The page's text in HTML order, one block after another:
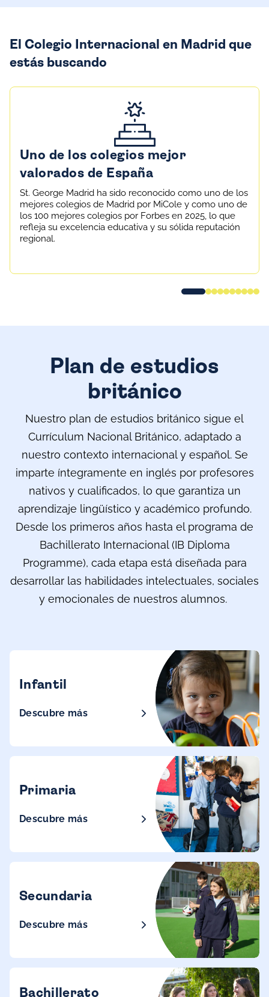
El Colegio Internacional en Madrid que
estás buscando
Uno de los colegios mejor
valorados de España
St. George Madrid ha sido reconocido como uno de los
mejores colegios de Madrid por MiCole y como uno de
los 100 mejores colegios por Forbes en 2025, lo que
refleja su excelencia educativa y su sólida reputación
regional.
Plan de estudios
británico
Nuestro plan de estudios británico sigue el
Currículum Nacional Británico, adaptado a
nuestro contexto internacional y español. Se
imparte íntegramente en inglés por profesores
nativos y cualificados, lo que garantiza un
aprendizaje lingüístico y académico profundo.
Desde los primeros años hasta el programa de
Bachillerato Internacional (IB Diploma
Programme), cada etapa está diseñada para
desarrollar las habilidades intelectuales, sociales
y emocionales de nuestros alumnos.
Infantil
Descubre más
Primaria
Descubre más
Secundaria
Descubre más
Bachillerato